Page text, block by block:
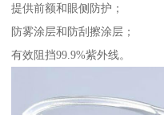
提供前额和眼侧防护；
防雾涂层和防刮擦涂层；
有效阻挡99.9%紫外线。